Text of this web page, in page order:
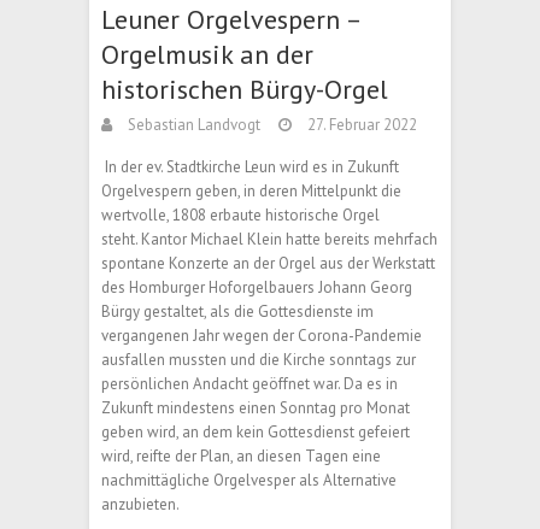
Leuner Orgelvespern –
Orgelmusik an der
historischen Bürgy-Orgel
Sebastian Landvogt 27. Februar 2022
In der ev. Stadtkirche Leun wird es in Zukunft
Orgelvespern geben, in deren Mittelpunkt die
wertvolle, 1808 erbaute historische Orgel
steht. Kantor Michael Klein hatte bereits mehrfach
spontane Konzerte an der Orgel aus der Werkstatt
des Homburger Hoforgelbauers Johann Georg
Bürgy gestaltet, als die Gottesdienste im
vergangenen Jahr wegen der Corona-Pandemie
ausfallen mussten und die Kirche sonntags zur
persönlichen Andacht geöffnet war. Da es in
Zukunft mindestens einen Sonntag pro Monat
geben wird, an dem kein Gottesdienst gefeiert
wird, reifte der Plan, an diesen Tagen eine
nachmittägliche Orgelvesper als Alternative
anzubieten.